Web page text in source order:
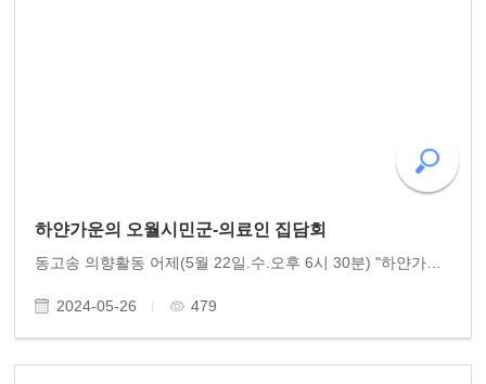
하얀가운의 오월시민군-의료인 집담회
2024-05-26 479